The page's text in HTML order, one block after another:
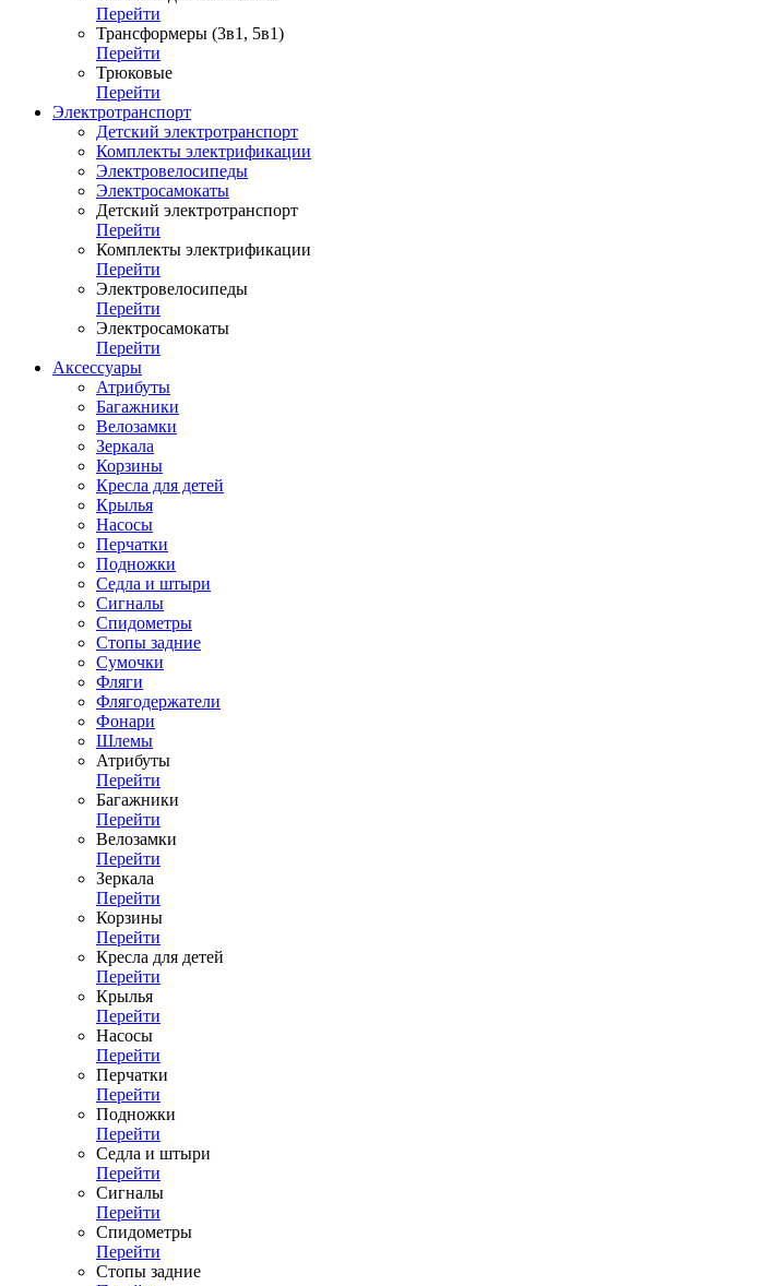
Перейти
Трансформеры (3в1, 5в1)
Перейти
Трюковые
Перейти
Электротранспорт
Детский электротранспорт
Комплекты электрификации
Электровелосипеды
Электросамокаты
Детский электротранспорт
Перейти
Комплекты электрификации
Перейти
Электровелосипеды
Перейти
Электросамокаты
Перейти
Аксессуары
Атрибуты
Багажники
Велозамки
Зеркала
Корзины
Кресла для детей
Крылья
Насосы
Перчатки
Подножки
Седла и штыри
Сигналы
Спидометры
Стопы задние
Сумочки
Фляги
Флягодержатели
Фонари
Шлемы
Атрибуты
Перейти
Багажники
Перейти
Велозамки
Перейти
Зеркала
Перейти
Корзины
Перейти
Кресла для детей
Перейти
Крылья
Перейти
Насосы
Перейти
Перчатки
Перейти
Подножки
Перейти
Седла и штыри
Перейти
Сигналы
Перейти
Спидометры
Перейти
Стопы задние